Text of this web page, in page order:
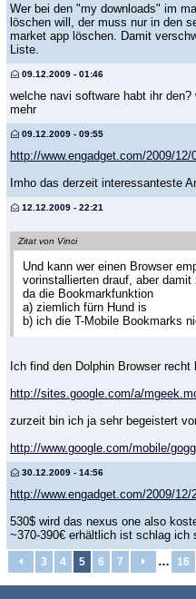
Wer bei den "my downloads" im
löschen will, der muss nur in den
market app löschen. Damit
Liste.
09.12.2009 - 01:46
welche navi software habt ihr
mehr
09.12.2009 - 09:55
http://www.engadget.com/2009/
Imho das derzeit interessanteste
12.12.2009 - 22:21
Zitat von Vinci
Und kann wer einen Browser
vorinstallierten drauf, aber
da die Bookmarkfunktion
a) ziemlich fürn Hund is
b) ich die T-Mobile Bookmarks
Ich find den Dolphin Browser
http://sites.google.com/a/
zurzeit bin ich ja sehr begeistert
http://www.google.com/mobile/
30.12.2009 - 14:56
http://www.engadget.com/2009/
530$ wird das nexus one also
~370-390€ erhältlich ist schlag ich
3 4 5 6 7 … 16